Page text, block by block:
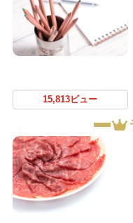
15,813ビュー